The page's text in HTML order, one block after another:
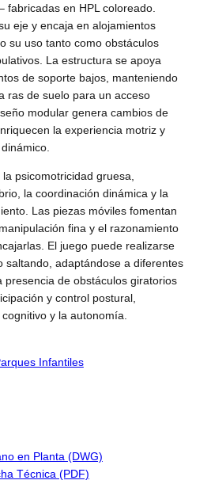
fabricadas en HPL coloreado.
eje y encaja en alojamientos
su uso tanto como obstáculos
La estructura se apoya
de soporte bajos, manteniendo
ras de suelo para un acceso
modular genera cambios de
la experiencia motriz y
psicomotricidad gruesa,
la coordinación dinámica y la
Las piezas móviles fomentan
fina y el razonamiento
El juego puede realizarse
saltando, adaptándose a diferentes
presencia de obstáculos giratorios
y control postural,
y la autonomía.
Infantiles
en Planta (DWG)
Técnica (PDF)